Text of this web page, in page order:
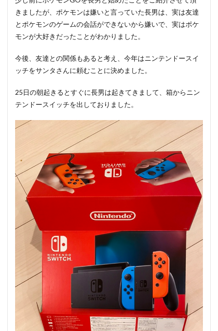
きましたが、ポケモンは嫌いと言っていた長男は、実は友達
とポケモンのゲームの会話ができないから嫌いで、実はポケ
モンが大好きだったことがわかりました。
今後、友達との関係もあると考え、今年はニンテンドースイ
ッチをサンタさんに頼むことに決めました。
25日の朝起きるとすぐに長男は起きてきまして、箱からニン
テンドースイッチを出しておりました。